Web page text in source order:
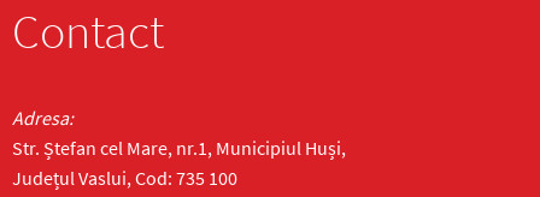
Contact
Adresa:
Str. Ștefan cel Mare, nr.1, Municipiul Huși,
Județul Vaslui, Cod: 735 100